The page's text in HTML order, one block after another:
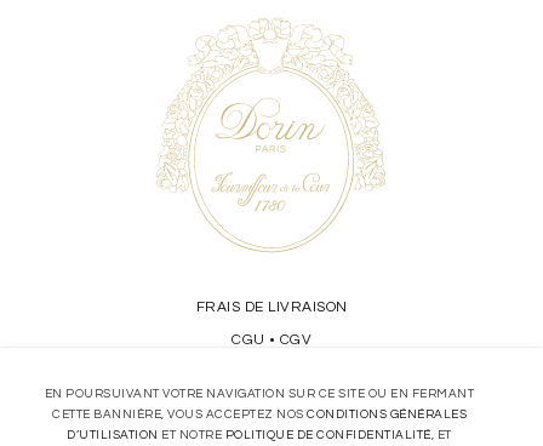
EN POURSUIVANT VOTRE NAVIGATION SUR CE SITE OU EN FERMANT
CETTE BANNIÈRE, VOUS ACCEPTEZ NOS CONDITIONS GÉNÉRALES
D’UTILISATION
ET NOTRE POLITIQUE DE CONFIDENTIALITÉ , ET
FRAIS DE LIVRAISON
CGU • CGV